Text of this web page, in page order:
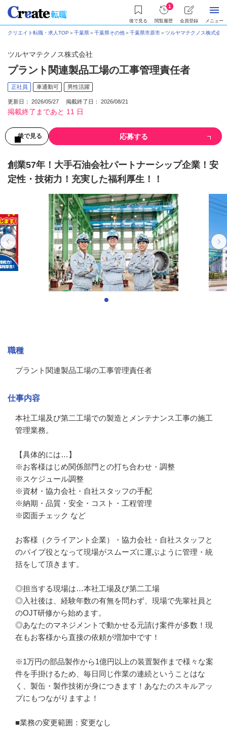
後で見る
1
閲覧履歴 会員登録 メニュー
クリエイト転職・求人TOP ＞千葉県＞千葉県その他＞千葉県市原市＞ツルヤマテクノス株式会社
ツルヤマテクノス株式会社
プラント関連製品工場の工事管理責任者
正社員 車通勤可 男性活躍
更新日： 2026/05/27 掲載終了日： 2026/08/21
掲載終了まであと 11 日
後で見る 応募する
創業57年！大手石油会社パートナーシップ企業！安
定性・技術力！充実した福利厚生！！
職種
プラント関連製品工場の工事管理責任者
仕事内容
本社工場及び第二工場での製造とメンテナンス工事の施工
管理業務。
【具体的には…】
※お客様はじめ関係部門との打ち合わせ・調整
※スケジュール調整
※資材・協力会社・自社スタッフの手配
※納期・品質・安全・コスト・工程管理
※図面チェック など
お客様（クライアント企業）・協力会社・自社スタッフと
のパイプ役となって現場がスムーズに運ぶように管理・統
括をして頂きます。
◎担当する現場は…本社工場及び第二工場
◎入社後は、経験年数の有無を問わず、現場で先輩社員と
のOJT研修から始めます。
◎あなたのマネジメントで動かせる元請け案件が多数！現
在もお客様から直接の依頼が増加中です！
※1万円の部品製作から1億円以上の装置製作まで様々な案
件を手掛けるため、毎日同じ作業の連続ということはな
く、製缶・製作技術が身につきます！あなたのスキルアッ
プにもつながりますよ！
■業務の変更範囲：変更なし